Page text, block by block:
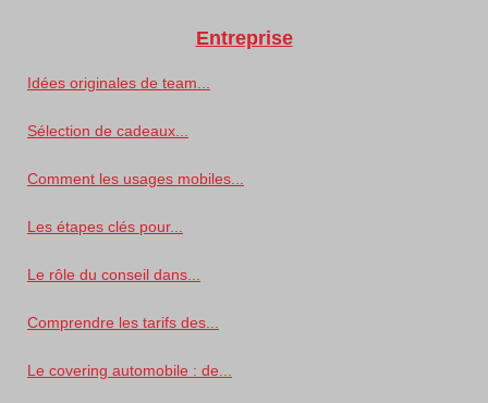
Entreprise
Idées originales de team...
Sélection de cadeaux...
Comment les usages mobiles...
Les étapes clés pour...
Le rôle du conseil dans...
Comprendre les tarifs des...
Le covering automobile : de...